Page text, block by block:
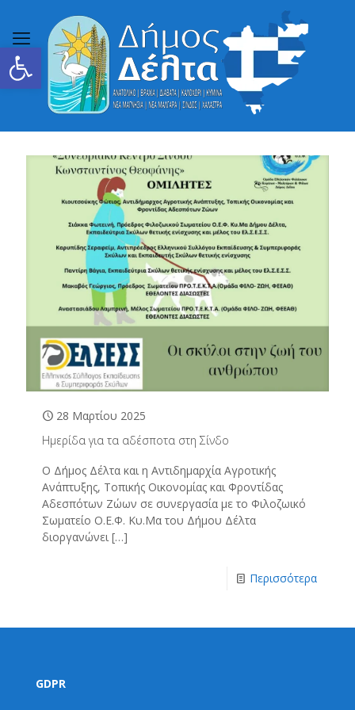
Ανοίξτε τη γραμμή εργαλείων
28 Μαρτίου 2025
Ημερίδα για τα αδέσποτα στη Σίνδο
Ο Δήμος Δέλτα και η Αντιδημαρχία Αγροτικής
Ανάπτυξης, Τοπικής Οικονομίας και Φροντίδας
Αδεσπότων Ζώων σε συνεργασία με το Φιλοζωικό
Σωματείο Ο.Ε.Φ. Κυ.Μα του Δήμου Δέλτα
διοργανώνει[…]
Περισσότερα
GDPR